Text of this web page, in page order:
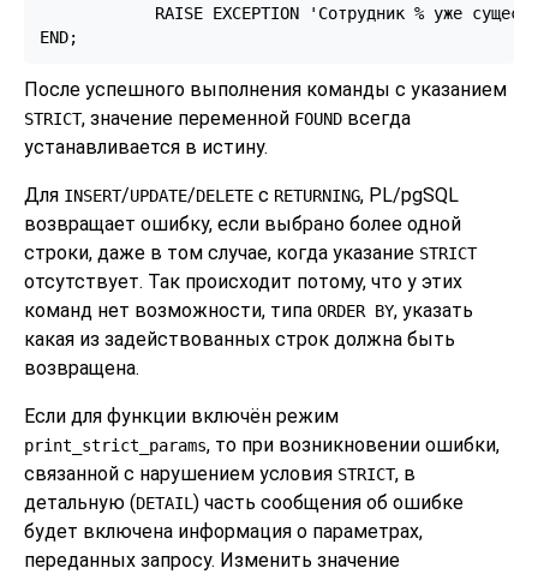
RAISE EXCEPTION 'Сотрудник % уже
END;
После успешного выполнения команды с указанием
STRICT, значение переменной FOUND всегда
устанавливается в истину.
Для INSERT/UPDATE/DELETE с RETURNING, PL/pgSQL
возвращает ошибку, если выбрано более одной
строки, даже в том случае, когда указание STRICT
отсутствует. Так происходит потому, что у этих
команд нет возможности, типа ORDER BY, указать
какая из задействованных строк должна быть
возвращена.
Если для функции включён режим
print_strict_params, то при возникновении ошибки,
связанной с нарушением условия STRICT, в
детальную (DETAIL ) часть сообщения об ошибке
будет включена информация о параметрах,
переданных запросу. Изменить значение